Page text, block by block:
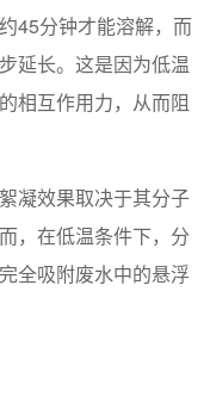
45分钟才能溶解，而
延长。这是因为低温
相互作用力，从而阻
凝效果取决于其分子
，在低温条件下，分
全吸附废水中的悬浮